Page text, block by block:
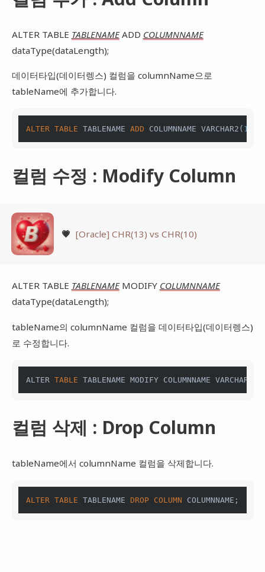
ALTER TABLE TABLENAMEADD COLUMNNAME
dataType(dataLength);
데이터타입(데이터렝스) 컬럼을 columnName으로
tableName에 추가합니다.
ALTER TABLE TABLENAME ADD COLUMNNAME VARCHAR2( 1
컬럼 수정 : Modify Column
💗 [Oracle] CHR(13) vs CHR(10)
ALTER TABLE TABLENAMEMODIFY COLUMNNAME
dataType(dataLength);
tableName의 columnName 컬럼을 데이터타입(데이터렝스)
로 수정합니다.
ALTER TABLE TABLENAME MODIFY COLUMNNAME VARCHAR2
컬럼 삭제 : Drop Column
tableName에서 columnName 컬럼을 삭제합니다.
ALTER TABLE TABLENAME DROP COLUMN COLUMNNAME;